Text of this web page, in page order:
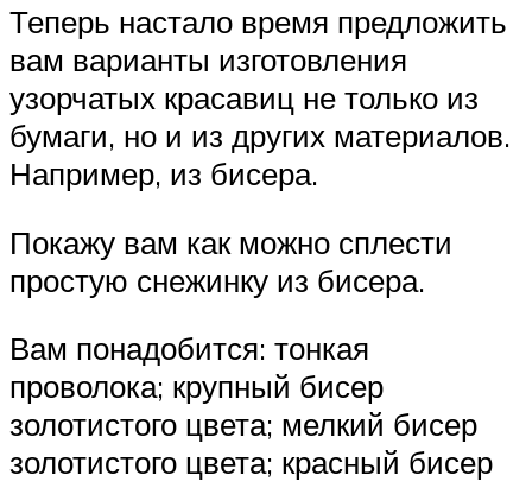
Теперь настало время предложить
вам варианты изготовления
узорчатых красавиц не только из
бумаги, но и из других материалов.
Например, из бисера.
Покажу вам как можно сплести
простую снежинку из бисера.
Вам понадобится: тонкая
проволока; крупный бисер
золотистого цвета; мелкий бисер
золотистого цвета; красный бисер